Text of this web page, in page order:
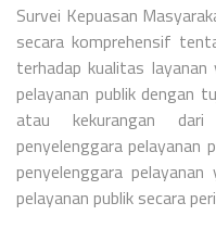
Survei Kepuasan
secara komprehensif
terhadap kualitas layanan
pelayanan publik dengan
atau kekurangan
penyelenggara pelayanan
penyelenggara
pelayanan publik secara